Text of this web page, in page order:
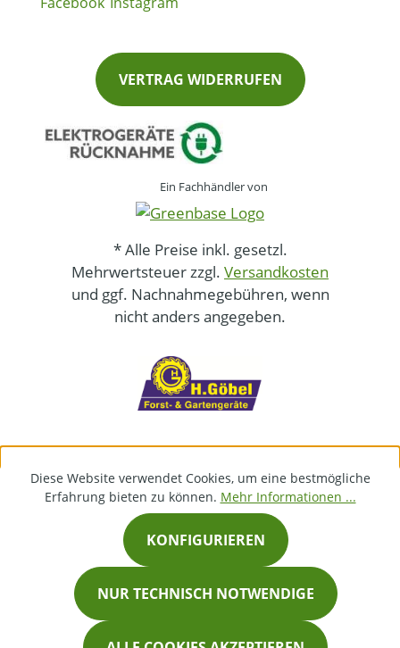
VERTRAG WIDERRUFEN
Ein Fachhändler von
* Alle Preise inkl. gesetzl.
Mehrwertsteuer zzgl. Versandkosten
und ggf. Nachnahmegebühren, wenn
nicht anders angegeben.
Diese Website verwendet Cookies, um eine bestmögliche
Erfahrung bieten zu können. Mehr Informationen ...
NUR TECHNISCH NOTWENDIGE
KONFIGURIEREN